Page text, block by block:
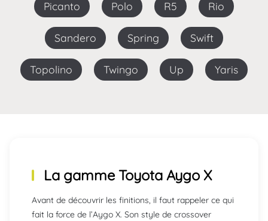
Picanto Polo R5 Rio
Sandero Spring Swift
Topolino Twingo Up Yaris
La gamme Toyota Aygo X
Avant de découvrir les finitions, il faut rappeler ce qui
fait la force de l’Aygo X. Son style de crossover